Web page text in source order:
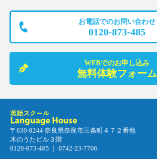
お電話でのお問い合わせ
0120-873-485
WEBでのお申し込み
無料体験フォーム
〒630-8244 奈良県奈良市三条町４７２番地
木のうたビル３階
0120-873-485 ｜ 0742-23-7706